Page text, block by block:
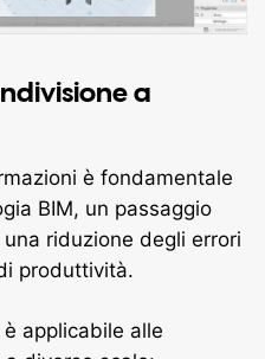
a
è fondamentale
BIM, un passaggio
riduzione degli errori
produttività.
applicabile alle